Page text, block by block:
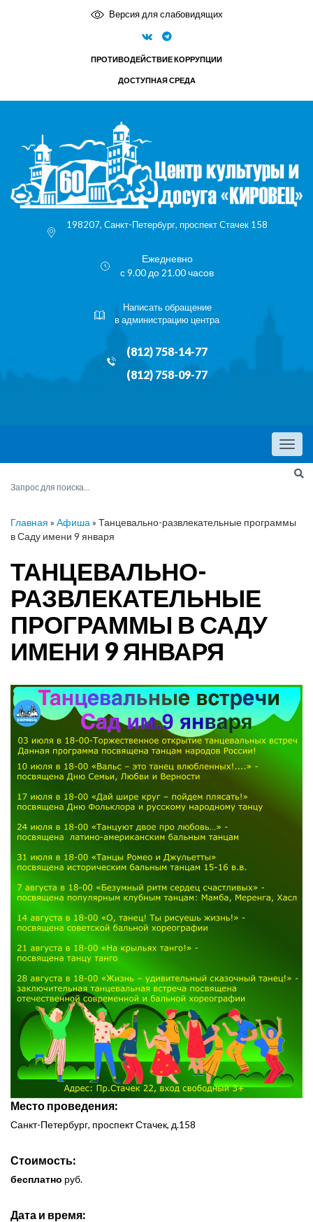
Версия для слабовидящих
ПРОТИВОДЕЙСТВИЕ КОРРУПЦИИ
ДОСТУПНАЯ СРЕДА
198207, Санкт-Петербург, проспект Стачек 158
Ежедневно
с 9.00 до 21.00 часов
Написать обращение
в администрацию центра
(812) 758-14-77
(812) 758-09-77
Menu
Главная » Афиша » Танцевально-развлекательные программы
в Саду имени 9 января
ТАНЦЕВАЛЬНО-
РАЗВЛЕКАТЕЛЬНЫЕ
ПРОГРАММЫ В САДУ
ИМЕНИ 9 ЯНВАРЯ
Место проведения:
Санкт-Петербург, проспект Стачек, д.158
Стоимость:
бесплатно руб.
Дата и время: